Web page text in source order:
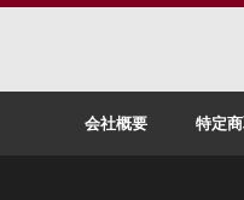
会社概要 特定